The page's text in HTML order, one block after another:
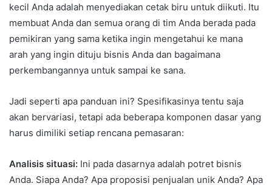
kecil Anda adalah menyediakan cetak biru untuk diikuti. Itu
membuat Anda dan semua orang di tim Anda berada pada
pemikiran yang sama ketika ingin mengetahui ke mana
arah yang ingin dituju bisnis Anda dan bagaimana
perkembangannya untuk sampai ke sana.
Jadi seperti apa panduan ini? Spesifikasinya tentu saja
akan bervariasi, tetapi ada beberapa komponen dasar yang
harus dimiliki setiap rencana pemasaran:
Analisis situasi: Ini pada dasarnya adalah potret bisnis
Anda. Siapa Anda? Apa proposisi penjualan unik Anda? Apa